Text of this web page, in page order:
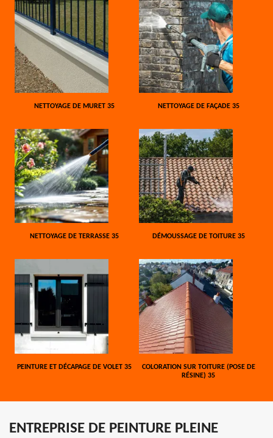
NETTOYAGE DE MURET 35 NETTOYAGE DE FAÇADE 35
NETTOYAGE DE TERRASSE 35 DÉMOUSSAGE DE TOITURE 35
PEINTURE ET DÉCAPAGE DE VOLET 35
COLORATION SUR TOITURE (POSE DE
RÉSINE) 35
ENTREPRISE DE PEINTURE PLEINE